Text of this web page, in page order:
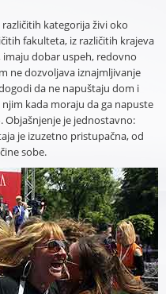
kategorija živi oko
fakulteta, iz različitih krajeva
dobar uspeh, redovno
ne dozvoljava iznajmljivanje
da ne napuštaju dom i
kada moraju da ga napuste
Objašnjenje je jednostavno:
je izuzetno pristupačna, od
sobe.